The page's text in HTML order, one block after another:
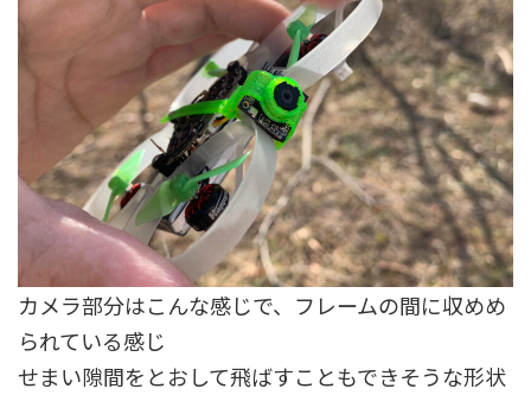
カメラ部分はこんな感じで、フレームの間に収めめ
られている感じ
せまい隙間をとおして飛ばすこともできそうな形状